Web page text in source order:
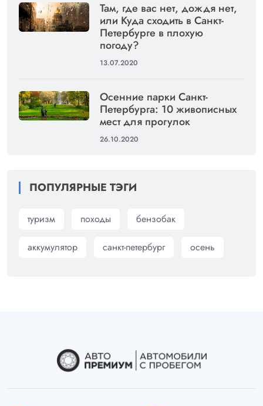
Там, где вас нет, дождя нет,
или Куда сходить в Санкт-
Петербурге в плохую
погоду?
13.07.2020
Осенние парки Санкт-
Петербурга: 10 живописных
мест для прогулок
26.10.2020
ПОПУЛЯРНЫЕ ТЭГИ
туризм походы бензобак
аккумулятор санкт-петербург осень